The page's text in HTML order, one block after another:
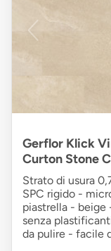
Gerflor Klick
Curton Stone
Strato di usura
SPC rigido -
piastrella -
senza
da pulire - facile